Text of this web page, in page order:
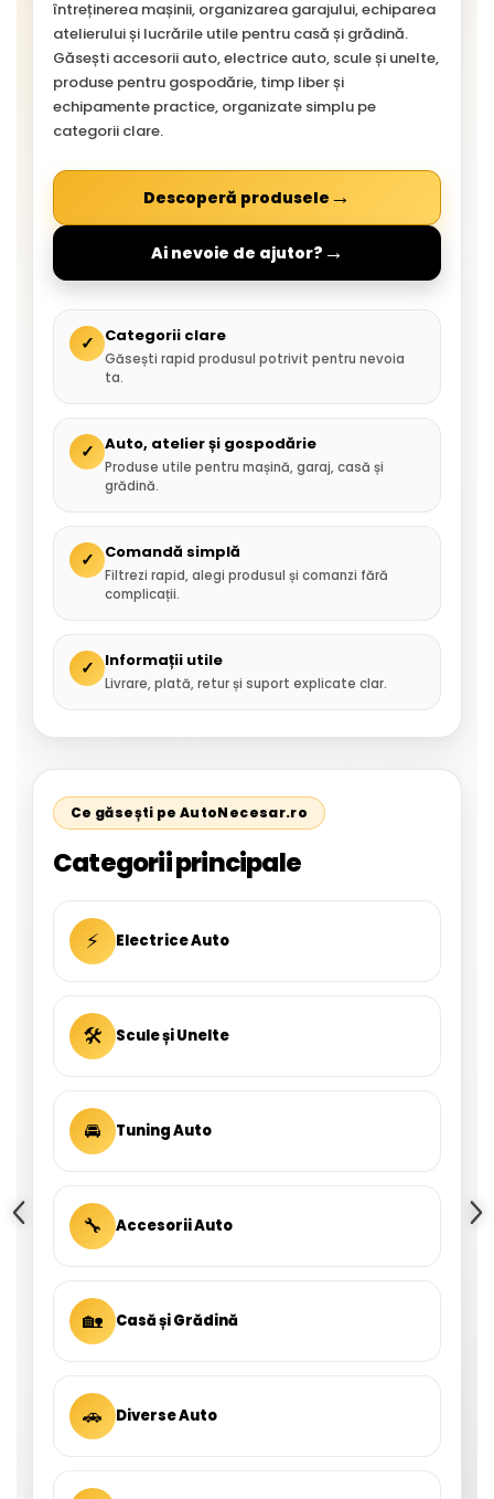
întreținerea mașinii, organizarea garajului, echiparea
atelierului și lucrările utile pentru casă și grădină.
Găsești accesorii auto, electrice auto, scule și unelte,
produse pentru gospodărie, timp liber și
echipamente practice, organizate simplu pe
categorii clare.
Descoperă produsele →
Ai nevoie de ajutor? →
✓ Categorii clare
Găsești rapid produsul potrivit pentru nevoia
ta.
✓ Auto, atelier și gospodărie
Produse utile pentru mașină, garaj, casă și
grădină.
✓ Comandă simplă
Filtrezi rapid, alegi produsul și comanzi fără
complicații.
✓ Informații utile
Livrare, plată, retur și suport explicate clar.
Ce găsești pe AutoNecesar.ro
Categorii principale
⚡ Electrice Auto
🛠 Scule și Unelte
🚘 Tuning Auto
🔧 Accesorii Auto
🏡 Casă și Grădină
🚗 Diverse Auto